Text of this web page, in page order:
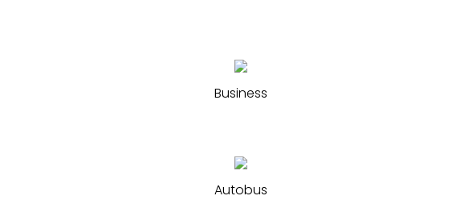
Business
Autobus